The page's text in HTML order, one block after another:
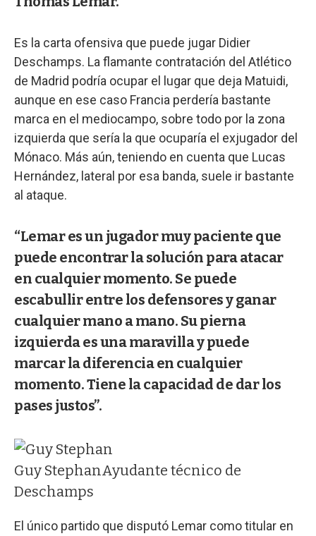
Es la carta ofensiva que puede jugar Didier
Deschamps. La flamante contratación del Atlético
de Madrid podría ocupar el lugar que deja Matuidi,
aunque en ese caso Francia perdería bastante
marca en el mediocampo, sobre todo por la zona
izquierda que sería la que ocuparía el exjugador del
Mónaco. Más aún, teniendo en cuenta que Lucas
Hernández, lateral por esa banda, suele ir bastante
al ataque.
“Lemar es un jugador muy paciente que
puede encontrar la solución para atacar
en cualquier momento. Se puede
escabullir entre los defensores y ganar
cualquier mano a mano. Su pierna
izquierda es una maravilla y puede
marcar la diferencia en cualquier
momento. Tiene la capacidad de dar los
pases justos”.
Guy StephanAyudante técnico de
Deschamps
El único partido que disputó Lemar como titular en